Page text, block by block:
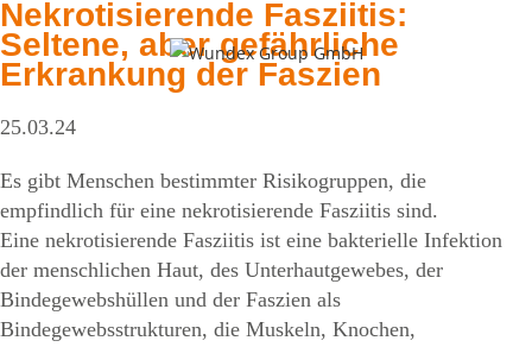
Zum
Inhalt
springen
Nekrotisierende Fasziitis:
Seltene, aber gefährliche
Erkrankung der Faszien
25.03.24
Es gibt Menschen bestimmter Risikogruppen, die
empfindlich für eine nekrotisierende Fasziitis sind.
Eine nekrotisierende Fasziitis ist eine bakterielle Infektion
der menschlichen Haut, des Unterhautgewebes, der
Bindegewebshüllen und der Faszien als
Bindegewebsstrukturen, die Muskeln, Knochen,